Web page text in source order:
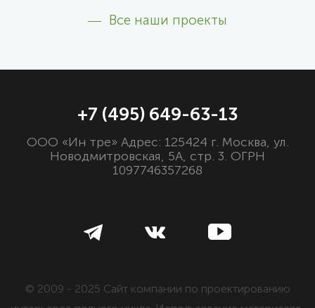
Все наши проекты
+7 (495) 649-63-13
ООО «Ин тре» Адрес: 125424 г. Москва, ул.
Новодмитровская, 5А, стр. 3. ОГРН
1097746357268
© 2009 - 2025 Сайт компании по проектированию